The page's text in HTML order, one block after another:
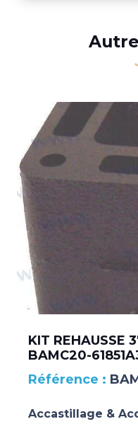
KIT REHAUSSE
BAMC20-
Accastillage &